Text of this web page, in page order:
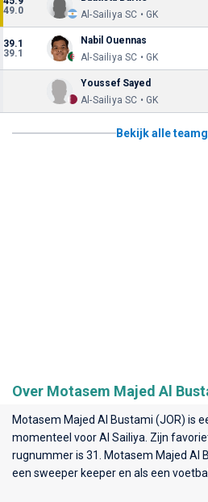
49.0
Al-Sailiya SC • GK
39.1
39.1
Nabil Ouennas
Al-Sailiya SC • GK
Youssef Sayed
Al-Sailiya SC • GK
Bekijk alle
Over Motasem Majed Al
Motasem Majed Al Bustami (JOR) is
momenteel voorAl Sailiya . Zijn
rugnummer is 31. Motasem Majed Al
een sweeper keeper en als een